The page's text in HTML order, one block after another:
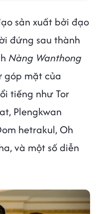
sản xuất bởi đạo
đứng sau thành
Nàng Wanthong
góp mặt của
tiếng như Tor
Plengkwan
hetrakul, Oh
và một số diễn